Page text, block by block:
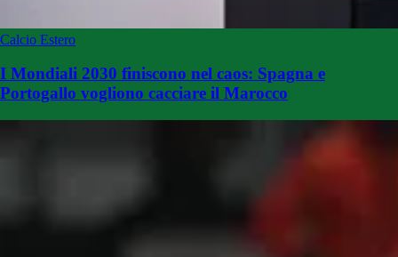
Calcio Estero
I Mondiali 2030 finiscono nel caos: Spagna e
Portogallo vogliono cacciare il Marocco